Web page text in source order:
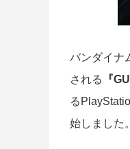
バンダイナ
される
『
る
始しました。